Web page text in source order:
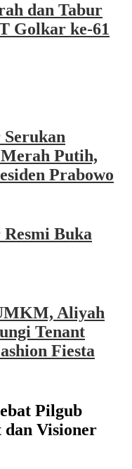
dan Tabur
Golkar ke-61
Putih,
Prabowo
Buka
Aliyah
Tenant
Fiesta
Pilgub
dan Visioner